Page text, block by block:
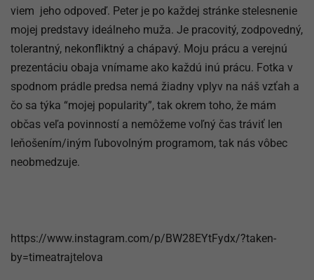
viem jeho odpoveď. Peter je po každej stránke stelesnenie
mojej predstavy ideálneho muža. Je pracovitý, zodpovedný,
tolerantný, nekonfliktný a chápavý. Moju prácu a verejnú
prezentáciu obaja vnímame ako každú inú prácu. Fotka v
spodnom prádle predsa nemá žiadny vplyv na náš vzťah a
čo sa týka “mojej popularity”, tak okrem toho, že mám
občas veľa povinností a nemôžeme voľný čas tráviť len
leňošením/iným ľubovolným programom, tak nás vôbec
neobmedzuje.
https://www.instagram.com/p/BW28EYtFydx/?taken-
by=timeatrajtelova